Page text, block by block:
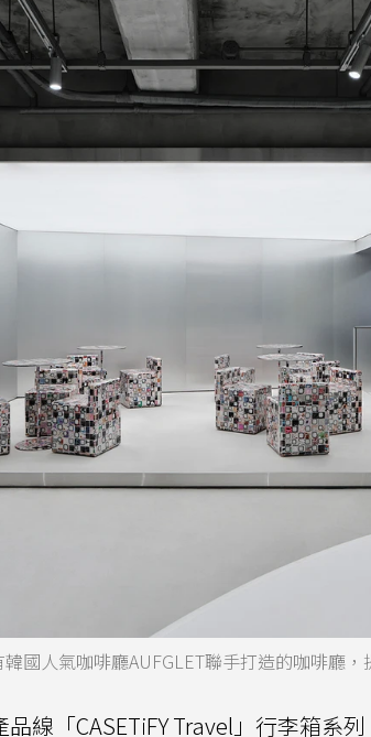
韓國人氣咖啡廳AUFGLET聯手打造的咖啡廳
線「CASETiFY Travel」行李箱系